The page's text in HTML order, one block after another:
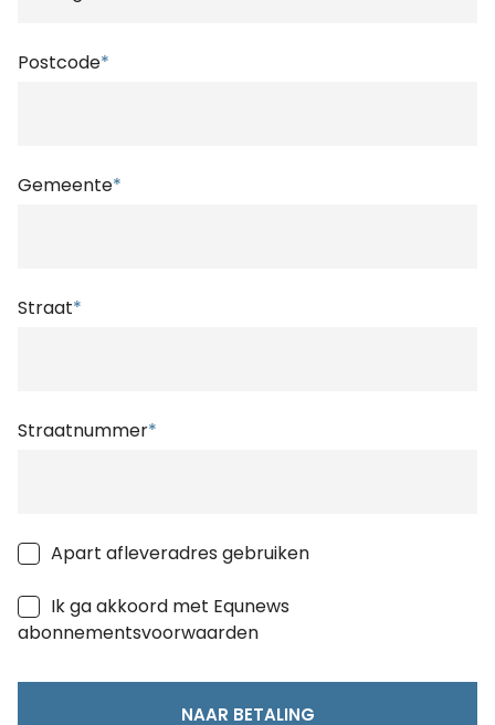
Postcode*
Gemeente*
Straat*
Straatnummer*
Apart afleveradres gebruiken
Ik ga akkoord met Equnews
abonnementsvoorwaarden
NAAR BETALING